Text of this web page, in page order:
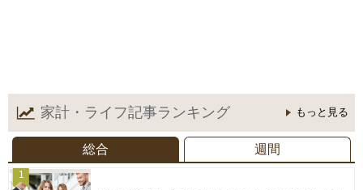
家計・ライフ記事ランキング もっと見る
総合 週間
1